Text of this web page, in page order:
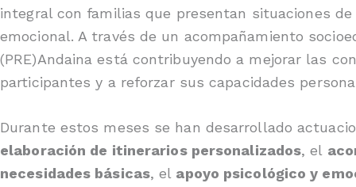
integral con familias que presentan situaciones
emocional. A través de un acompañamiento
(PRE)Andaina está contribuyendo a mejorar las
participantes y a reforzar sus capacidades
Durante estos meses se han desarrollado
elaboración de itinerarios personalizados, el
necesidades básicas, el apoyo psicológico y